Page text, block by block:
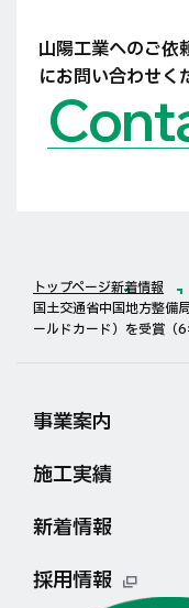
山陽工業へのご依
にお問い合わせく
トップページ新着情報
国土交通省中国地方整備
ールドカード）を受賞（6
事業案内
施工実績
新着情報
採用情報